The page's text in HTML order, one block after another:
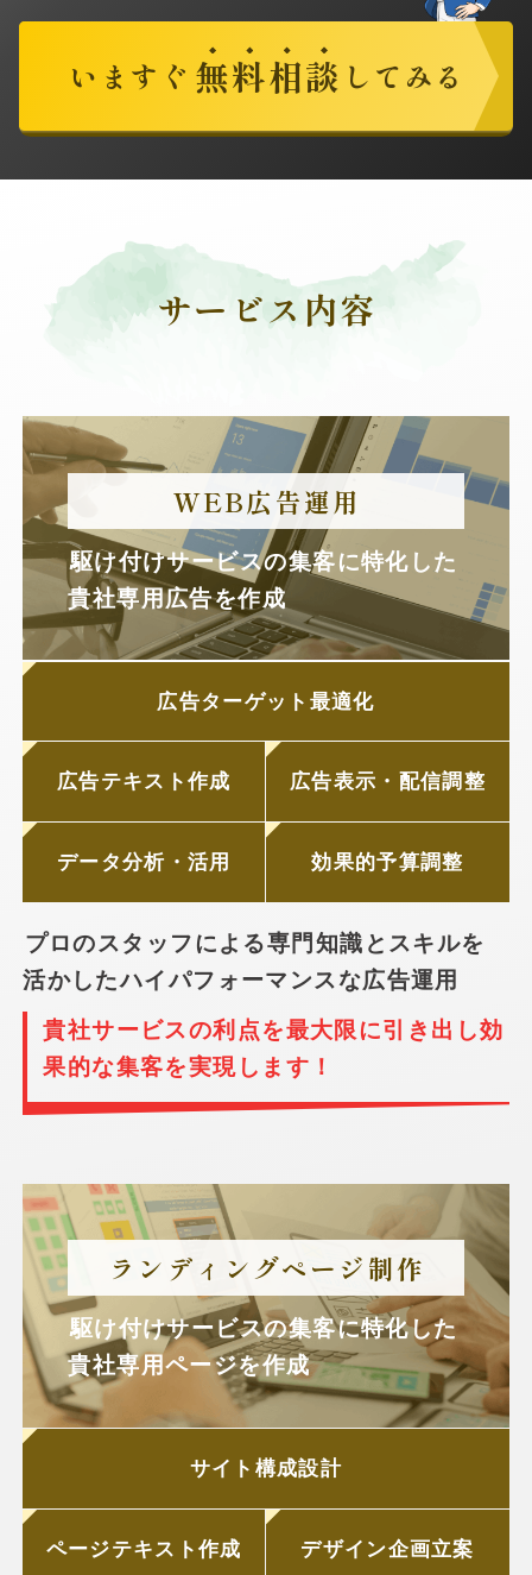
いますぐ 無料相談 してみる
サービス内容
WEB広告運用
駆け付けサービスの集客に特化した
貴社専用広告を作成
広告ターゲット最適化
広告テキスト作成 広告表示・配信調整
データ分析・活用 効果的予算調整
プロのスタッフによる専門知識とスキルを
活かしたハイパフォーマンスな広告運用
貴社サービスの利点を最大限に引き出し効
果的な集客を実現します！
ランディングページ制作
駆け付けサービスの集客に特化した
貴社専用ページを作成
サイト構成設計
ページテキスト作成 デザイン企画立案